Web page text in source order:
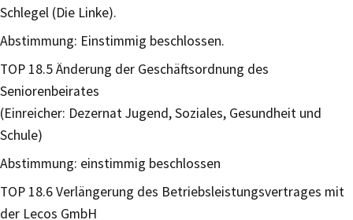
Schlegel (Die Linke).
Abstimmung: Einstimmig beschlossen.
TOP 18.5 Änderung der Geschäftsordnung des
Seniorenbeirates
(Einreicher: Dezernat Jugend, Soziales, Gesundheit und
Schule)
Abstimmung: einstimmig beschlossen
TOP 18.6 Verlängerung des Betriebsleistungsvertrages mit
der Lecos GmbH